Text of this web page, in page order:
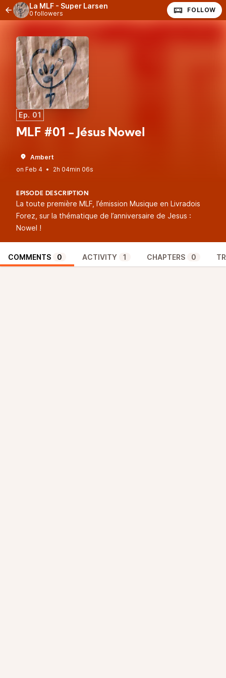
La MLF - Super Larsen
0 followers FOLLOW
Ep. 01
MLF #01 - Jésus Nowel
Ambert
•
2h 04min 06s
EPISODE DESCRIPTION
La toute première MLF, l’émission Musique en Livradois
Forez, sur la thématique de l’anniversaire de Jesus :
Nowel !
COMMENTS 0 ACTIVITY 1 CHAPTERS 0